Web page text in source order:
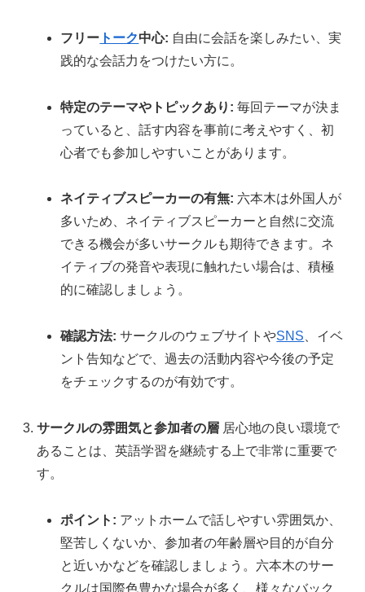
フリー トーク中心: 自由に会話を楽しみたい、実
践的な会話力をつけたい方に。
特定のテーマやトピックあり: 毎回テーマが決ま
っていると、話す内容を事前に考えやすく、初
心者でも参加しやすいことがあります。
ネイティブスピーカーの有無: 六本木は外国人が
多いため、ネイティブスピーカーと自然に交流
できる機会が多いサークルも期待できます。ネ
イティブの発音や表現に触れたい場合は、積極
的に確認しましょう。
確認方法: サークルのウェブサイトやSNS 、イベ
ント告知などで、過去の活動内容や今後の予定
をチェックするのが有効です。
サークルの雰囲気と参加者の層 居心地の良い環境で
あることは、英語学習を継続する上で非常に重要で
す。
ポイント: アットホームで話しやすい雰囲気か、
堅苦しくないか、参加者の年齢層や目的が自分
と近いかなどを確認しましょう。六本木のサー
クルは国際色豊かな場合が多く、様々なバック